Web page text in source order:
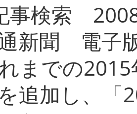
事検索
新聞 電子
までの
追加し、「